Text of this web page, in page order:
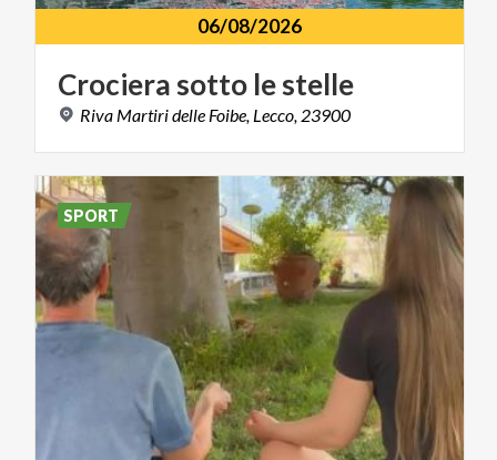
06/08/2026
Crociera sotto lestelle
Riva Martiridelle Foibe, Lecco, 23900
SPORT